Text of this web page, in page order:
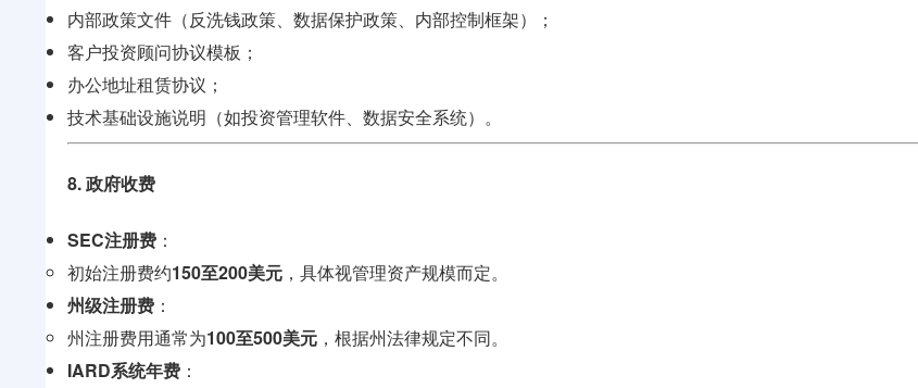
内部政策文件（反洗钱政策、数据保护政策、内部控制框架）；
客户投资顾问协议模板；
办公地址租赁协议；
技术基础设施说明（如投资管理软件、数据安全系统）。
8. 政府收费
SEC注册费 ：
初始注册费约150至200美元 ，具体视管理资产规模而定。
州级注册费 ：
州注册费用通常为100至500美元 ，根据州法律规定不同。
IARD系统年费 ：